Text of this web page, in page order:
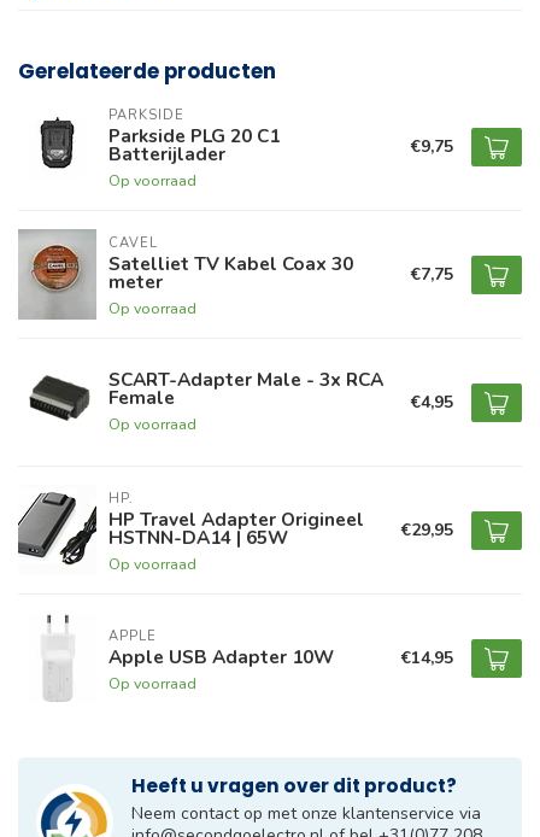
Gerelateerde producten
PARKSIDE
Parkside PLG 20 C1
Batterijlader
Op voorraad
€9,75
CAVEL
Satelliet TV Kabel Coax 30
meter
Op voorraad
€7,75
SCART-Adapter Male - 3x RCA
Female
Op voorraad
€4,95
HP.
HP Travel Adapter Origineel
HSTNN-DA14 | 65W
Op voorraad
€29,95
APPLE
Apple USB Adapter 10W
Op voorraad
€14,95
Heeft u vragen over dit product?
Neem contact op met onze klantenservice via